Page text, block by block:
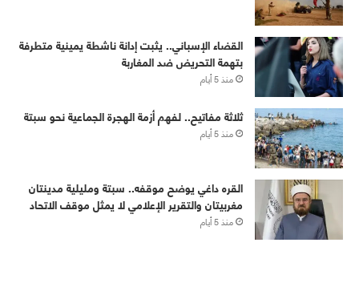
القضاء الإسباني.. يثبت إدانة ناشطة يمينية متطرفة
بتهمة التحريض ضد المغاربة
منذ 5 أيام
ثلاثة مفاتيح.. لفهم أزمة الهجرة الجماعية نحو سبتة
منذ 5 أيام
القره داغي يوضح موقفه.. سبتة ومليلية مدينتان
مغربيتان والتقرير الإعلامي لا يمثل موقف الاتحاد
منذ 5 أيام